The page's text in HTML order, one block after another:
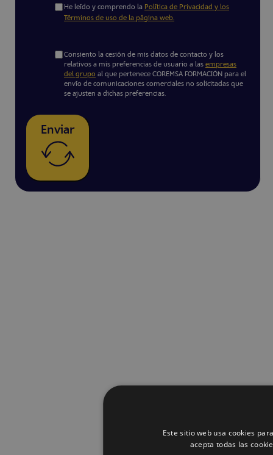
He leído y comprendo la Política de Privacidad y los
Términos de uso de la página web.
Consiento la cesión de mis datos de contacto y los
relativos a mis preferencias de usuario a las empresas
del grupo al que pertenece COREMSA FORMACIÓN para el
envío de comunicaciones comerciales no solicitadas que
se ajusten a dichas preferencias.
Enviar
Este sitio web usa cookies
acepta todas las